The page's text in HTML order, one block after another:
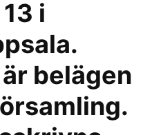
i
belägen